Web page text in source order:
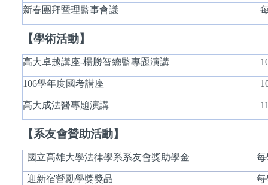
新春團拜暨理監事會議
【學術活動】
高大卓越講座-楊勝智總監專題演講
106學年度國考講座
高大成法醫專題演講
【系友會贊助活動】
國立高雄大學法律學系系友會獎助學金 每
迎新宿營勵學獎獎品 每